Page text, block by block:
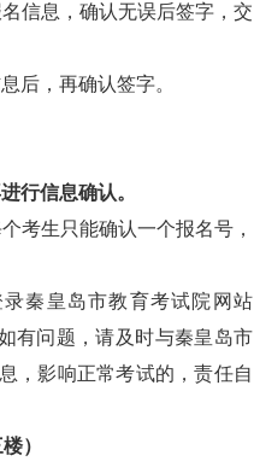
信息，确认无误后签字，交
后，再确认签字。
行信息确认。
生只能确认一个报名号，
秦皇岛市教育考试院网站
有问题，请及时与秦皇岛市
，影响正常考试的，责任自
）